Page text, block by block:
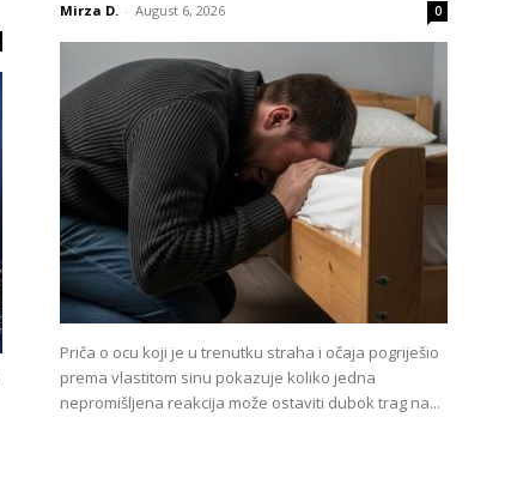
Mirza D. - August 6, 2026 0
Priča o ocu koji je u trenutku straha i očaja pogriješio
prema vlastitom sinu pokazuje koliko jedna
nepromišljena reakcija može ostaviti dubok trag na...